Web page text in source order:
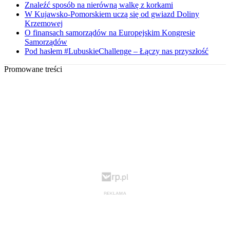
Znaleźć sposób na nierówną walkę z korkami
W Kujawsko-Pomorskiem uczą się od gwiazd Doliny
Krzemowej
O finansach samorządów na Europejskim Kongresie
Samorządów
Pod hasłem #LubuskieChallenge – Łączy nas przyszłość
Promowane treści